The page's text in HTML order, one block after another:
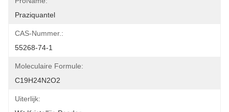
Praziquantel
CAS-Nummer.:
55268-74-1
Moleculaire Formule:
C19H24N2O2
Uiterlijk: